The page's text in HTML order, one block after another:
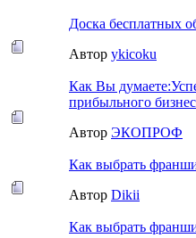
Доска бесплатных
Автор ykicoku
Как Вы
прибыльного
Автор ЭКОПРОФ
Как выбрать
Автор Dikii
Как выбрать